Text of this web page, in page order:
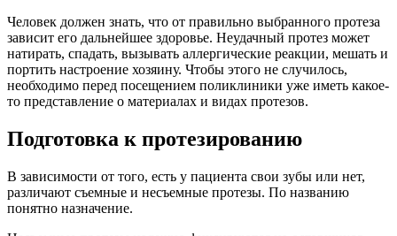
Человек должен знать, что от правильно выбранного протеза
зависит его дальнейшее здоровье. Неудачный протез может
натирать, спадать, вызывать аллергические реакции, мешать и
портить настроение хозяину. Чтобы этого не случилось,
необходимо перед посещением поликлиники уже иметь какое-
то представление о материалах и видах протезов.
Подготовка к протезированию
В зависимости от того, есть у пациента свои зубы или нет,
различают съемные и несъемные протезы. По названию
понятно назначение.